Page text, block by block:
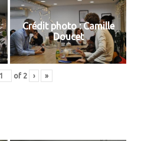
Crédit photo : Camille
Doucet
of 2 › »